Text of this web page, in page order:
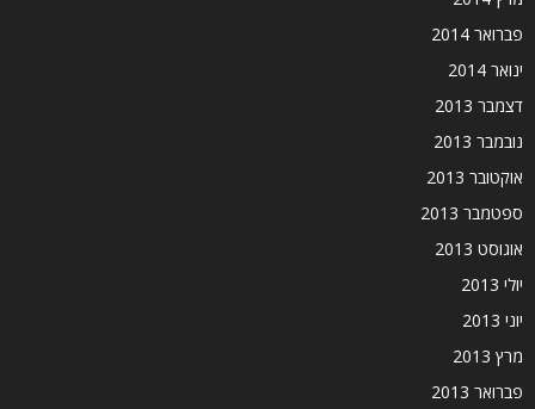
פברואר 2014
ינואר 2014
דצמבר 2013
נובמבר 2013
אוקטובר 2013
ספטמבר 2013
אוגוסט 2013
יולי 2013
יוני 2013
מרץ 2013
פברואר 2013